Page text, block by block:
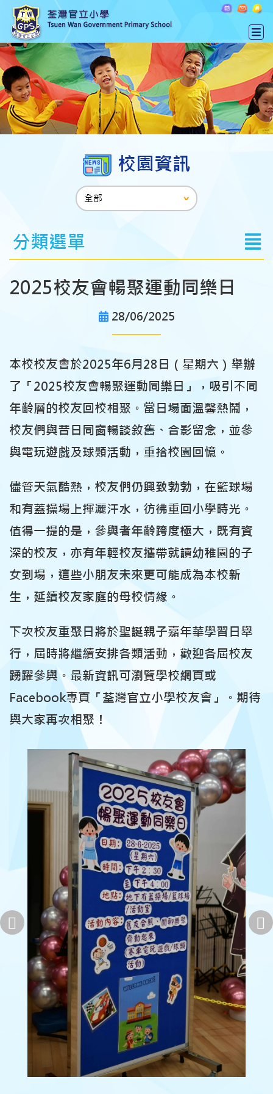
校園資訊
分類選單
2025校友會暢聚運動同樂日
28/06/2025
本校校友會於2025年6月28日（星期六）舉辦
了「2025校友會暢聚運動同樂日」，吸引不同
年齡層的校友回校相聚。當日場面溫馨熱鬧，
校友們與昔日同窗暢談敘舊、合影留念，並參
與電玩遊戲及球類活動，重拾校園回憶。
儘管天氣酷熱，校友們仍興致勃勃，在籃球場
和有蓋操場上揮灑汗水，彷彿重回小學時光。
值得一提的是，參與者年齡跨度極大，既有資
深的校友，亦有年輕校友攜帶就讀幼稚園的子
女到場，這些小朋友未來更可能成為本校新
生，延續校友家庭的母校情緣。
下次校友重聚日將於聖誕親子嘉年華學習日舉
行，屆時將繼續安排各類活動，歡迎各屆校友
踴躍參與。最新資訊可瀏覽學校網頁或
Facebook專頁「荃灣官立小學校友會」。期待
與大家再次相聚！